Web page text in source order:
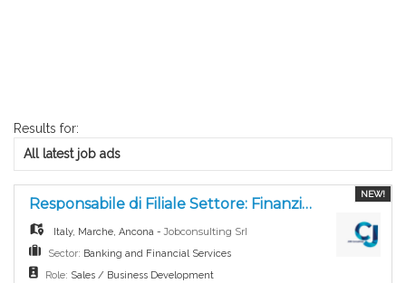
list
Upload
Results for:
All latest job ads
NEW!
Responsabile di Filiale Settore: Finanziario-Bancario
Italy, Marche,Ancona -Jobconsulting Srl
Sector: Banking and Financial Services
Role: Sales / Business Development